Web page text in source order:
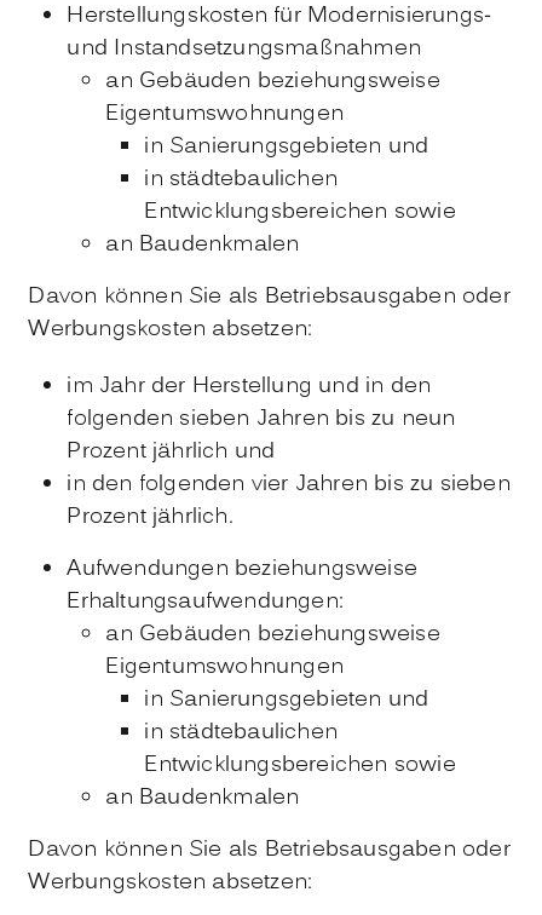
Herstellungskosten für Modernisierungs-
und Instandsetzungsmaßnahmen
an Gebäuden beziehungsweise
Eigentumswohnungen
in Sanierungsgebieten und
in städtebaulichen
Entwicklungsbereichen sowie
an Baudenkmalen
Davon können Sie als Betriebsausgaben oder
Werbungskosten absetzen:
im Jahr der Herstellung und in den
folgenden sieben Jahren bis zu neun
Prozent jährlich und
in den folgenden vier Jahren bis zu sieben
Prozent jährlich.
Aufwendungen beziehungsweise
Erhaltungsaufwendungen:
an Gebäuden beziehungsweise
Eigentumswohnungen
in Sanierungsgebieten und
in städtebaulichen
Entwicklungsbereichen sowie
an Baudenkmalen
Davon können Sie als Betriebsausgaben oder
Werbungskosten absetzen: